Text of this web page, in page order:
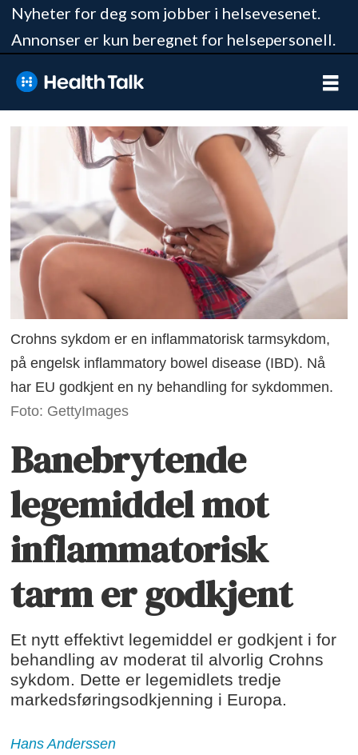
Nyheter for deg som jobber i helsevesenet.
Annonser er kun beregnet for helsepersonell.
Crohns sykdom er en inflammatorisk tarmsykdom,
på engelsk inflammatory bowel disease (IBD). Nå
har EU godkjent en ny behandling for sykdommen.
Foto: GettyImages
Banebrytende
legemiddel mot
inflammatorisk
tarm er godkjent
Et nytt effektivt legemiddel er godkjent i for
behandling av moderat til alvorlig Crohns
sykdom. Dette er legemidlets tredje
markedsføringsodkjenning i Europa.
Hans Anderssen